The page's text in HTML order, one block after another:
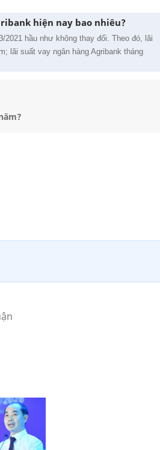
hiện nay bao nhiêu?
2021 hầu như không thay đổi. Theo đó, lãi
lãi suất vay ngân hàng Agribank tháng